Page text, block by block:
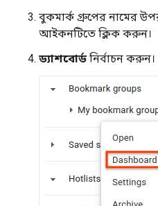
বুকমার্ক গ্রুপের নামের
আইকনটিতে ক্লিক করুন।
ড্যাশবোর্ড নির্বাচন করুন।